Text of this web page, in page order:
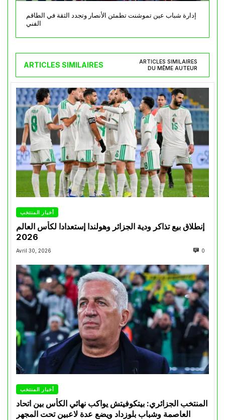
إدارة شباب عين تموشنت تطمئن الأنصار وتجدد الثقة في الطاقم
الفني
ARTICLES SIMILAIRES
ARTICLES SIMILAIRES
DU MÊME AUTEUR
أخبار المنتخب
إنطلاق بيع تذاكر ودية الجزائر وهولندا إستعدادا لكأس العالم
2026
Avril 30, 2026 0
أخبار المنتخب
المنتخب الجزائري: بيتكوفيتش يواكب نهائي الكأس بين اتحاد
العاصمة وشباب بلوزداد ويضع عدة لاعبين تحت المجهر